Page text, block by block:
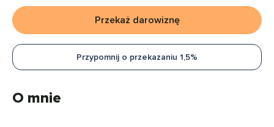
Przekaż darowiznę
Przypomnij o przekazaniu 1,5%
O mnie